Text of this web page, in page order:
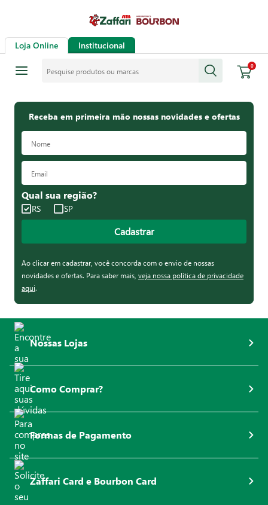
Loja Online Institucional
0
Receba em primeira mão nossas novidades e ofertas
Qual sua região?
RS SP
Cadastrar
Ao clicar em cadastrar, você concorda com o envio de nossas
novidades e ofertas. Para saber mais, veja nossa política de privacidade
aqui.
Nossas Lojas
Como Comprar?
Formas de Pagamento
Zaffari Card e Bourbon Card